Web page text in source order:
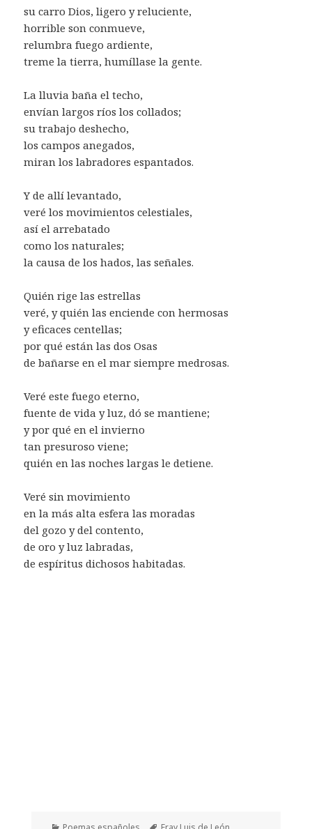
su carro Dios, ligero y reluciente,
horrible son conmueve,
relumbra fuego ardiente,
treme la tierra, humíllase la gente.
La lluvia baña el techo,
envían largos ríos los collados;
su trabajo deshecho,
los campos anegados,
miran los labradores espantados.
Y de allí levantado,
veré los movimientos celestiales,
así el arrebatado
como los naturales;
la causa de los hados, las señales.
Quién rige las estrellas
veré, y quién las enciende con hermosas
y eficaces centellas;
por qué están las dos Osas
de bañarse en el mar siempre medrosas.
Veré este fuego eterno,
fuente de vida y luz, dó se mantiene;
y por qué en el invierno
tan presuroso viene;
quién en las noches largas le detiene.
Veré sin movimiento
en la más alta esfera las moradas
del gozo y del contento,
de oro y luz labradas,
de espíritus dichosos habitadas.
Categorías Etiquetas